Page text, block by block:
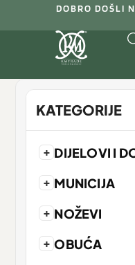
DOBRO DOŠLI
KATEGORIJE
+ DIJELOVI I
+ MUNICIJA
+ NOŽEVI
+ OBUĆA